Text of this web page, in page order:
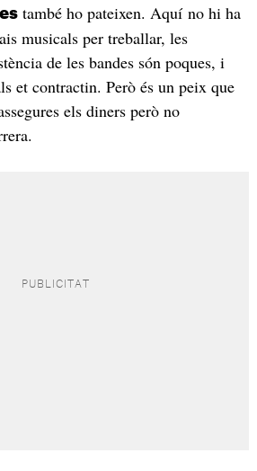
també ho pateixen. Aquí no hi ha
musicals per treballar, les
de les bandes són poques, i
et contractin. Però és un peix que
els diners però no